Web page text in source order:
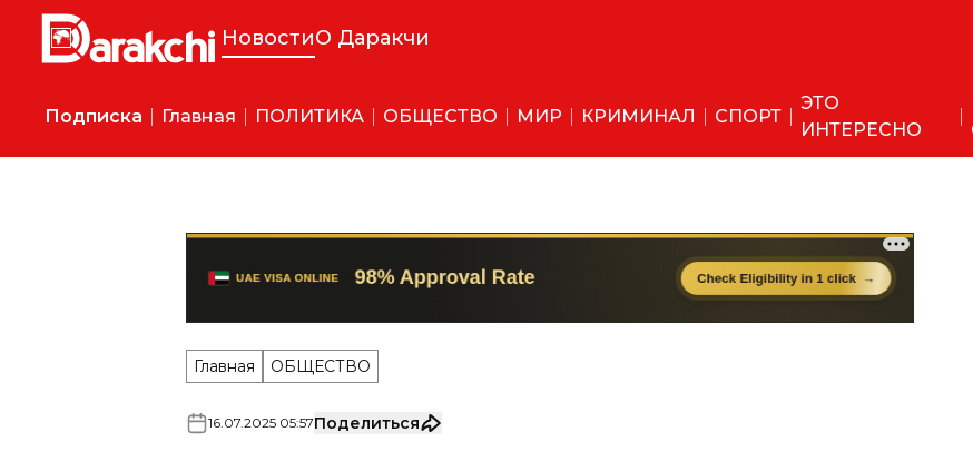
НовостиО Даракчи
Подписка Главная ПОЛИТИКА ОБЩЕСТВО МИР КРИМИНАЛ СПОРТ
ЭТО
ИНТЕРЕСНО
Главная ОБЩЕСТВО
16 07 2025 05:57Поделиться